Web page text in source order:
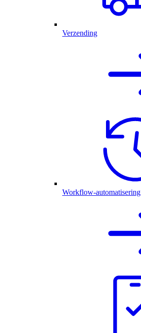
Verzending
Workflow-automatisering